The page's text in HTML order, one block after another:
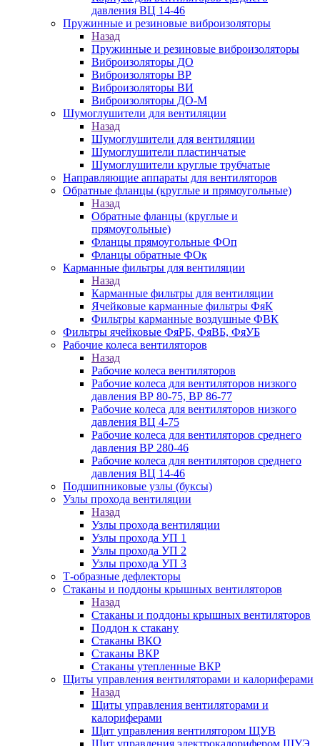
давления ВЦ 14-46
Пружинные и резиновые виброизоляторы
Назад
Пружинные и резиновые виброизоляторы
Виброизоляторы ДО
Виброизоляторы ВР
Виброизоляторы ВИ
Виброизоляторы ДО-М
Шумоглушители для вентиляции
Назад
Шумоглушители для вентиляции
Шумоглушители пластинчатые
Шумоглушители круглые трубчатые
Направляющие аппараты для вентиляторов
Обратные фланцы (круглые и прямоугольные)
Назад
Обратные фланцы (круглые и
прямоугольные)
Фланцы прямоугольные ФОп
Фланцы обратные ФОк
Карманные фильтры для вентиляции
Назад
Карманные фильтры для вентиляции
Ячейковые карманные фильтры ФяК
Фильтры карманные воздушные ФВК
Фильтры ячейковые ФяРБ, ФяВБ, ФяУБ
Рабочие колеса вентиляторов
Назад
Рабочие колеса вентиляторов
Рабочие колеса для вентиляторов низкого
давления ВР 80-75, ВР 86-77
Рабочие колеса для вентиляторов низкого
давления ВЦ 4-75
Рабочие колеса для вентиляторов среднего
давления ВР 280-46
Рабочие колеса для вентиляторов среднего
давления ВЦ 14-46
Подшипниковые узлы (буксы)
Узлы прохода вентиляции
Назад
Узлы прохода вентиляции
Узлы прохода УП 1
Узлы прохода УП 2
Узлы прохода УП 3
Т-образные дефлекторы
Стаканы и поддоны крышных вентиляторов
Назад
Стаканы и поддоны крышных вентиляторов
Поддон к стакану
Стаканы ВКО
Стаканы ВКР
Стаканы утепленные ВКР
Щиты управления вентиляторами и калориферами
Назад
Щиты управления вентиляторами и
калориферами
Щит управления вентилятором ЩУВ
Щит управления электрокалорифером ЩУЭ